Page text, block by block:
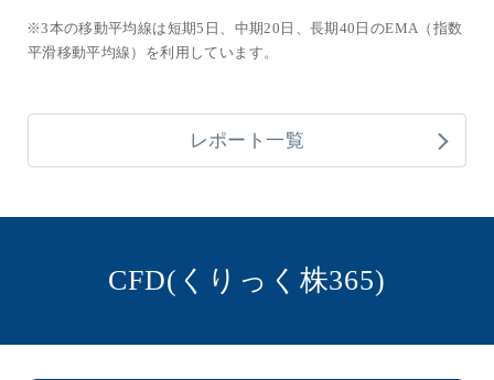
※3本の移動平均線は短期5日、中期20日、長期40日のEMA（指数
平滑移動平均線）を利用しています。
レポート一覧
CFD(くりっく株365)